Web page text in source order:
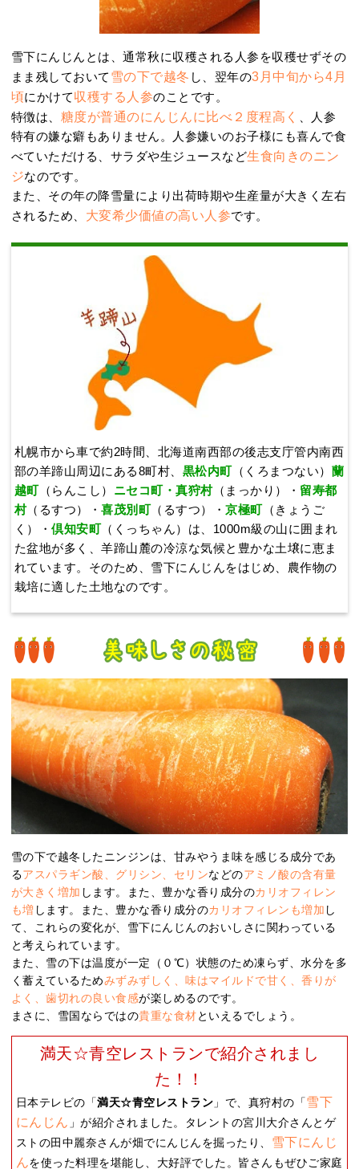
雪下にんじんとは、通常秋に収穫される人参を収穫せずその
まま残しておいて 雪の下で越冬 し、翌年の3月中旬から4月
頃にかけて収穫する人参のことです。
特徴は、 糖度が普通のにんじんに比べ２度程高く
、人参
特有の嫌な癖もありません。人参嫌いのお子様にも喜んで食
べていただける、サラダや生ジュースなど生食向きのニン
ジなのです。
また、その年の降雪量により出荷時期や生産量が大きく左右
されるため、 大変希少価値の高い人参です。
札幌市から車で約2時間、北海道南西部の後志支庁管内南西
部の羊蹄山周辺にある8町村、 黒松内町（くろまつない） 蘭
越町（らんこし） ニセコ町・真狩村（まっかり）・ 留寿都
村（るすつ）・喜茂別町（るすつ）・京極町（きょうご
く）・倶知安町（くっちゃん）は、1000m級の山に囲まれ
た盆地が多く、羊蹄山麓の冷涼な気候と豊かな土壌に恵ま
れています。そのため、雪下にんじんをはじめ、農作物の
栽培に適した土地なのです。
雪の下で越冬したニンジンは、甘みやうま味を感じる成分であ
るアスパラギン酸、グリシン、セリンなどのアミノ酸の含有量
が大きく増加 します。また、豊かな香り成分のカリオフィレン
も増 します。また、豊かな香り成分のカリオフィレンも増加 し
て、これらの変化が、雪下にんじんのおいしさに関わっている
と考えられています。
また、雪の下は温度が一定（０℃）状態のため凍らず、水分を多
く蓄えているためみずみずしく、味はマイルドで甘く、香りが
よく、歯切れの良い食感が楽しめるのです。
まさに、雪国ならではの貴重な食材といえるでしょう。
満天☆青空レストランで紹介されまし
た！！
日本テレビの「満天☆青空レストラン 」で、真狩村の「雪下
にんじん 」が紹介されました。タレントの宮川大介さんとゲ
ストの田中麗奈さんが畑でにんじんを掘ったり、 雪下にんじ
んを使った料理を堪能し、大好評でした。皆さんもぜひご家庭